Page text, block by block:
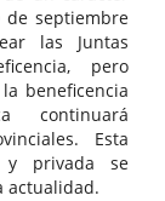
de septiembre
las Juntas
pero
beneficencia
continuará
Esta
y privada se
actualidad.